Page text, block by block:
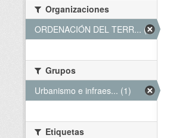
Organizaciones
ORDENACIÓN DEL TERR... (1)
Grupos
Urbanismo e infraes... (1)
Etiquetas